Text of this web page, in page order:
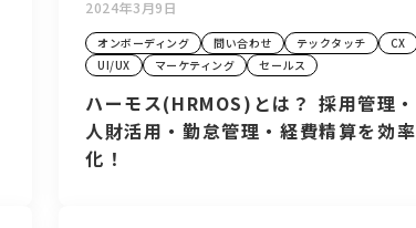
2024年3月9日
オンボーディング 問い合わせ テックタッチ
CX
UI/UX
マーケティング セールス
ハーモス(HRMOS)とは？ 採用管理・
人財活用・勤怠管理・経費精算を効率
化！